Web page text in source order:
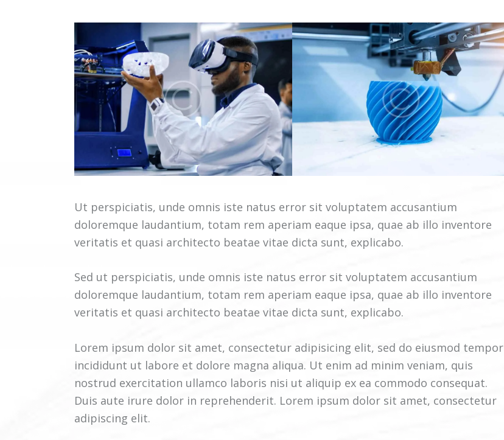
Ut perspiciatis, unde omnis iste natus error sit voluptatem accusantium
doloremque laudantium, totam rem aperiam eaque ipsa, quae ab illo inventore
veritatis et quasi architecto beatae vitae dicta sunt, explicabo.
Sed ut perspiciatis, unde omnis iste natus error sit voluptatem accusantium
doloremque laudantium, totam rem aperiam eaque ipsa, quae ab illo inventore
veritatis et quasi architecto beatae vitae dicta sunt, explicabo.
Lorem ipsum dolor sit amet, consectetur adipisicing elit, sed do eiusmod tempor
incididunt ut labore et dolore magna aliqua. Ut enim ad minim veniam, quis
nostrud exercitation ullamco laboris nisi ut aliquip ex ea commodo consequat.
Duis aute irure dolor in reprehenderit. Lorem ipsum dolor sit amet, consectetur
adipiscing elit.